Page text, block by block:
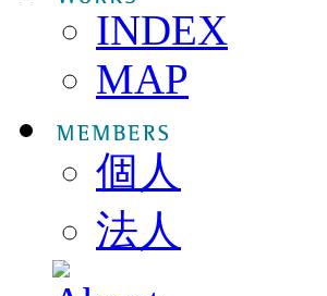
INDEX
MAP
個人
法人